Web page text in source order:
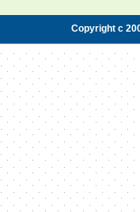
Copyright c